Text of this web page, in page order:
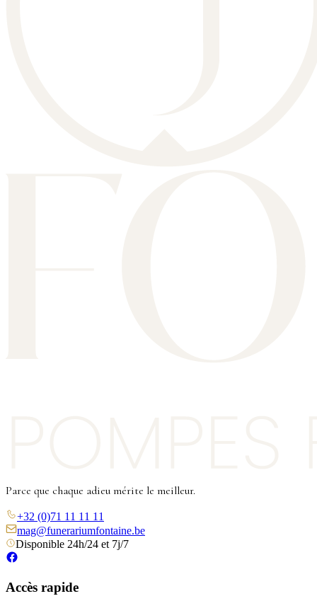
Parce que chaque adieu mérite le meilleur.
+32 (0)71 11 11 11
mag@funerariumfontaine.be
Disponible 24h/24 et 7j/7
Accès rapide